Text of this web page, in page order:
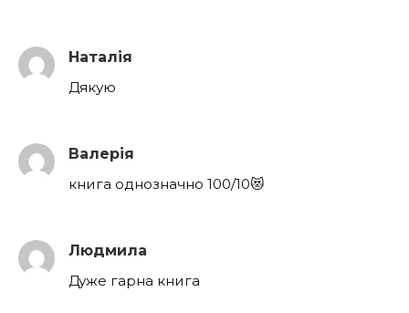
Наталія
Дякую
Валерія
книга однозначно 100/10😻
Людмила
Дуже гарна книга